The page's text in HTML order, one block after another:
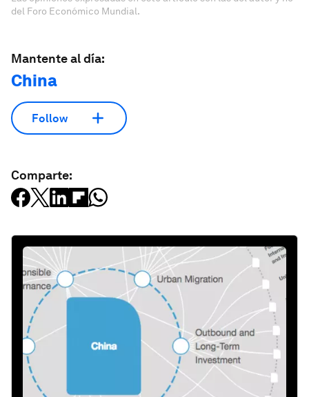
del Foro Económico Mundial.
Mantente al día:
China
Follow
Comparte: